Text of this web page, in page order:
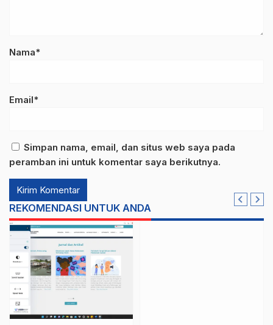
Nama*
Email*
Simpan nama, email, dan situs web saya pada
peramban ini untuk komentar saya berikutnya.
REKOMENDASI UNTUK ANDA